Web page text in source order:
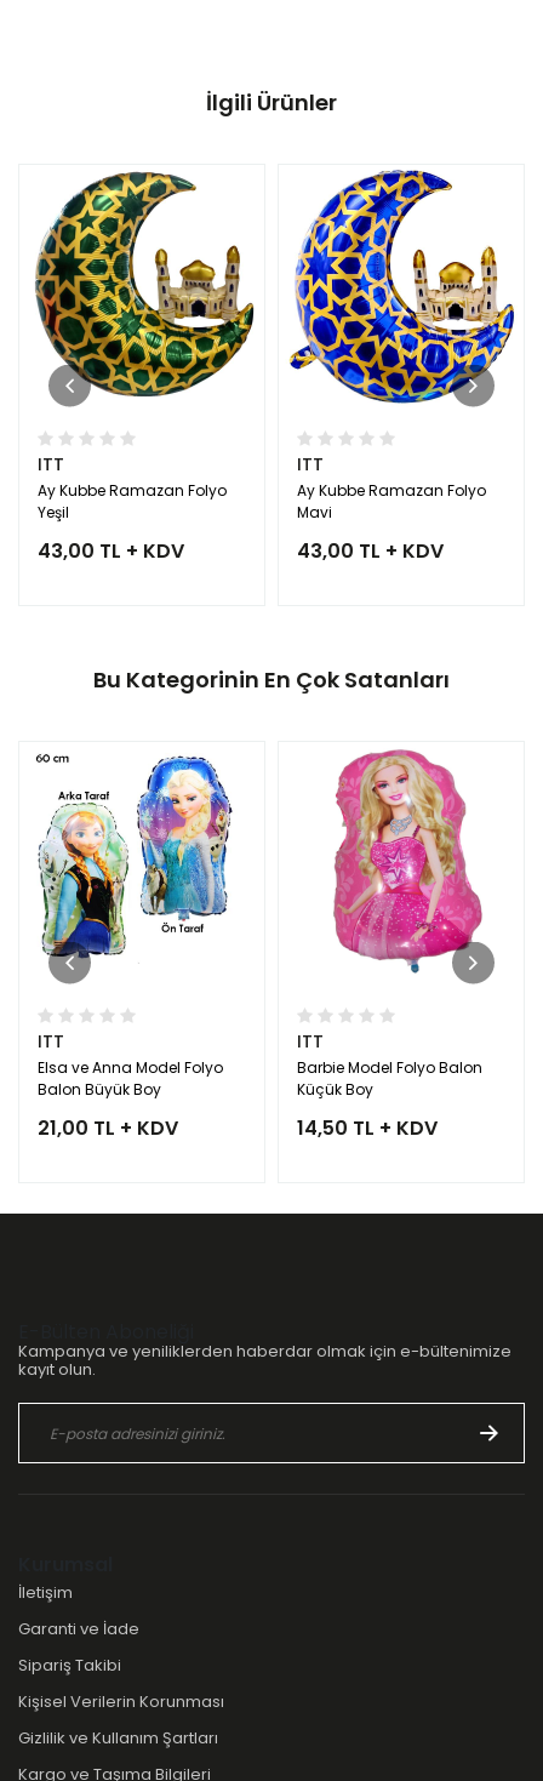
İlgili Ürünler
ITT
Ay Kubbe Ramazan Folyo
Yeşil
43,00 TL + KDV
ITT
Ay Kubbe Ramazan Folyo
Mavi
43,00 TL + KDV
Bu Kategorinin En Çok Satanları
ITT
Elsa ve Anna Model Folyo
Balon Büyük Boy
21,00 TL + KDV
ITT
Barbie Model Folyo Balon
Küçük Boy
14,50 TL + KDV
Kampanya ve yeniliklerden haberdar olmak için e-bültenimize
kayıt olun.
İletişim
Garanti ve İade
Sipariş Takibi
Kişisel Verilerin Korunması
Gizlilik ve Kullanım Şartları
Kargo ve Taşıma Bilgileri